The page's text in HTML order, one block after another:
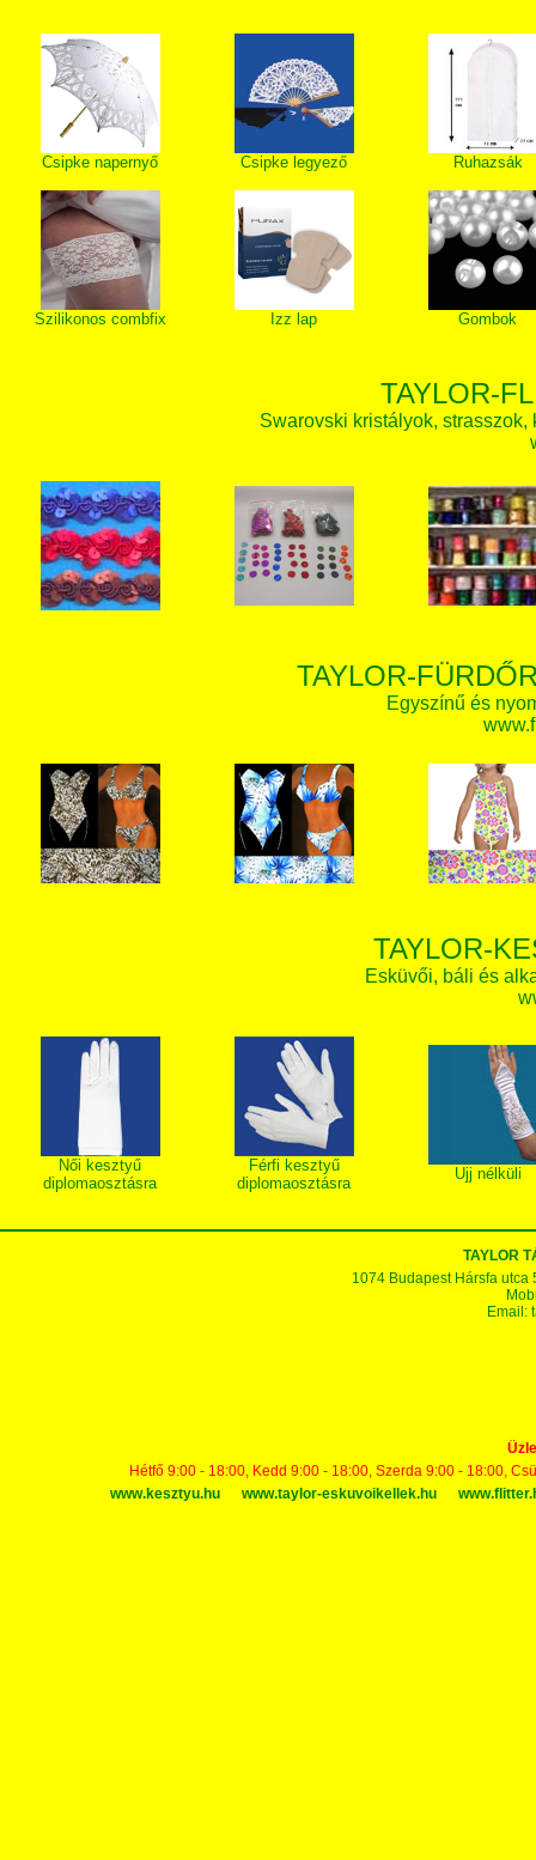
Csipke napernyő Csipke legyező Ruhazsák
Szilikonos combfix Izz lap Gombok
TAYLOR-
Swarovski kristályok,
TAYLOR-
Egyszínű és
TAYLOR-
Esküvői, báli és
Női kesztyű
diplomaosztásra
Férfi kesztyű
diplomaosztásra
Ujj nélküli
TAYLOR
1074 Budapest Hársfa utca
Email:
Hétfő 9:00 - 18:00, Kedd 9:00 - 18:00, Szerda 9:00 - 18:00,
www.kesztyu.hu
www.taylor-eskuvoikellek.hu